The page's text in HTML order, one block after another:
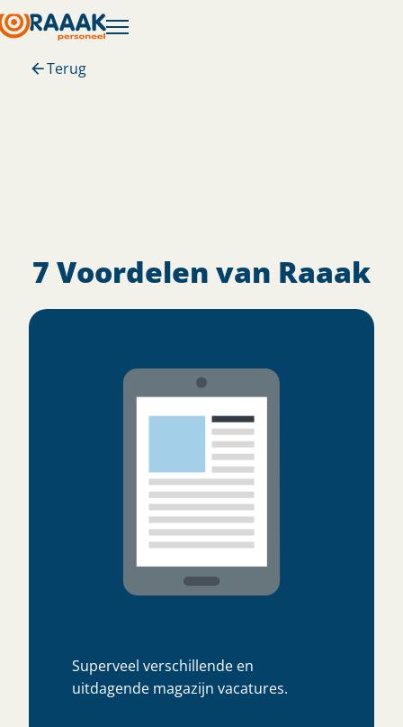
Terug
7 Voordelen van Raaak
Superveel verschillende en
uitdagende magazijn vacatures.